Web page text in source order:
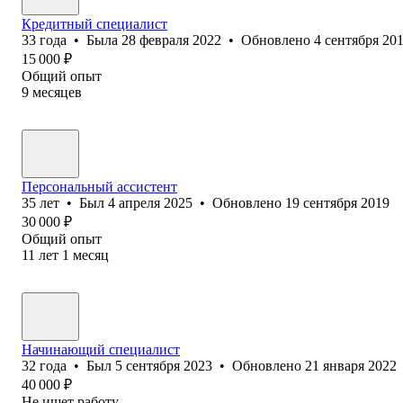
Кредитный специалист
33 года • Была 28 февраля 2022 • Обновлено 4 сентября
15 000 ₽
Общий опыт
9 месяцев
Персональный ассистент
35 лет • Был 4 апреля 2025 • Обновлено 19 сентября 2019
30 000 ₽
Общий опыт
11 лет 1 месяц
Начинающий специалист
32 года • Был 5 сентября 2023 • Обновлено 21 января 2022
40 000 ₽